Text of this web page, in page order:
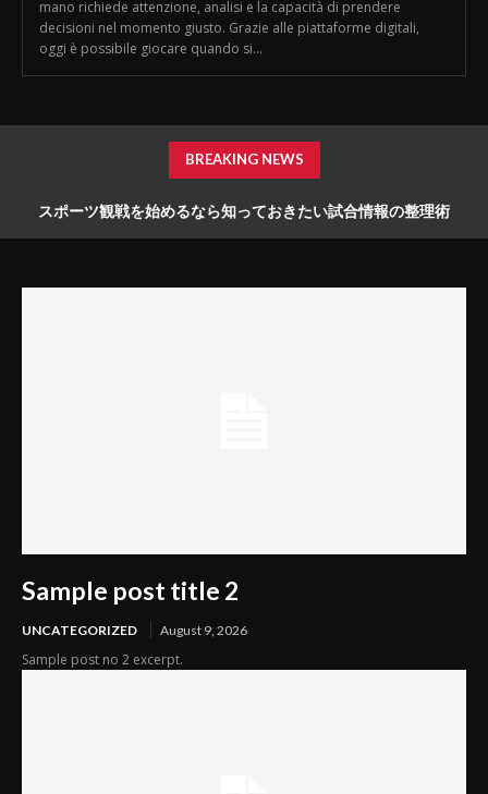
mano richiede attenzione, analisi e la capacità di prendere
decisioni nel momento giusto. Grazie alle piattaforme digitali,
oggi è possibile giocare quando si...
BREAKING NEWS
スポーツ観戦を始めるなら知っておきたい試合情報の整理術
Sample post title 2
UNCATEGORIZED August 9, 2026
Sample post no 2 excerpt.